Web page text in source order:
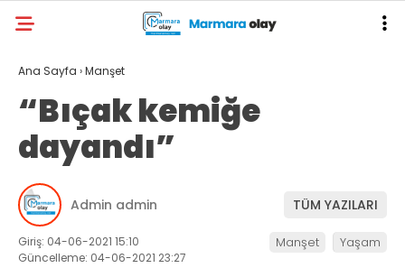
Ana Sayfa ›Manşet
“Bıçak kemiğe
dayandı”
Admin admin TÜM YAZILARI
Giriş: 04-06-2021 15:10
Güncelleme: 04-06-2021 23:27
Manşet Yaşam